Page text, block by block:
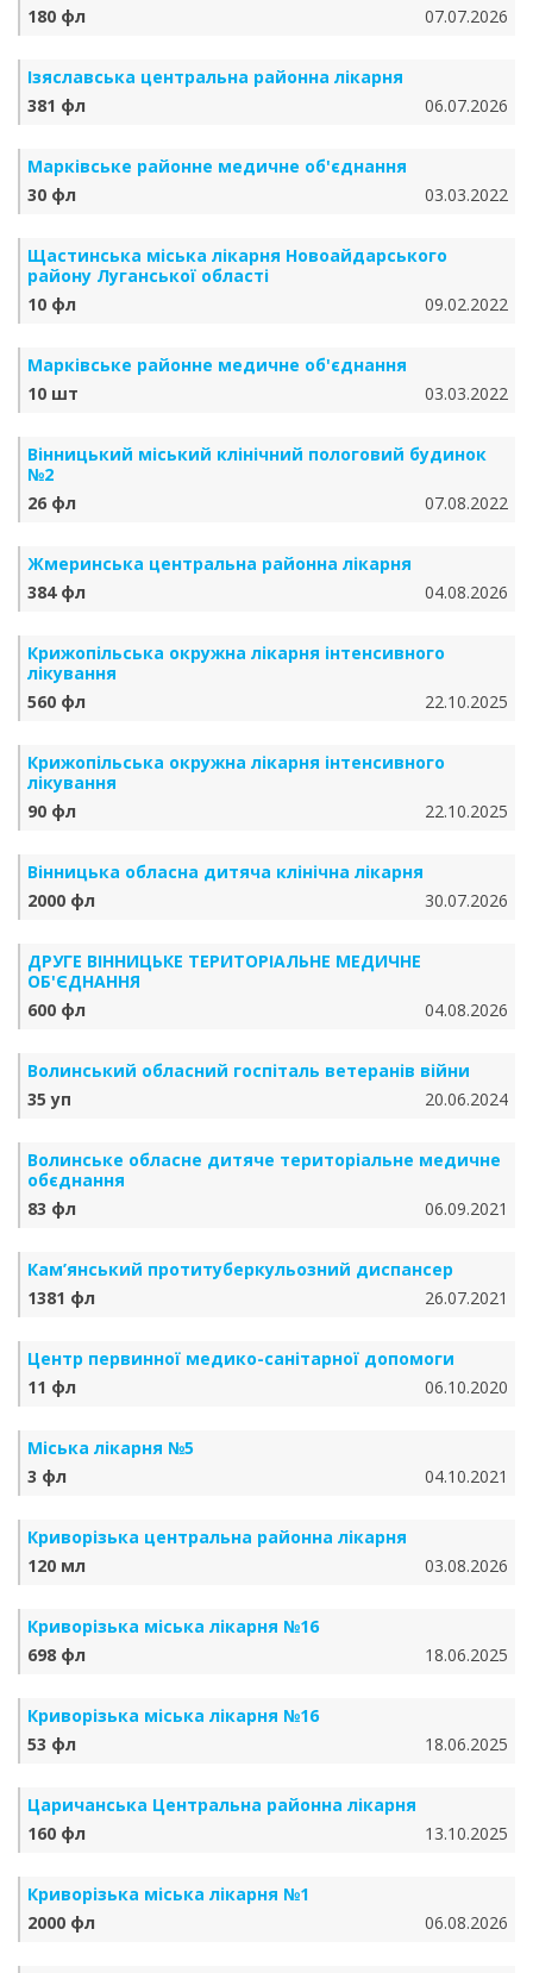
180 фл
07.07.2026
Ізяславська центральна районна лікарня
381 фл
06.07.2026
Марківське районне медичне об'єднання
30 фл
03.03.2022
Щастинська міська лікарня Новоайдарського
району Луганської області
10 фл
09.02.2022
Марківське районне медичне об'єднання
10 шт
03.03.2022
Вінницький міський клінічний пологовий будинок
№2
26 фл
07.08.2022
Жмеринська центральна районна лікарня
384 фл
04.08.2026
Крижопільська окружна лікарня інтенсивного
лікування
560 фл
22.10.2025
Крижопільська окружна лікарня інтенсивного
лікування
90 фл
22.10.2025
Вінницька обласна дитяча клінічна лікарня
2000 фл
30.07.2026
ДРУГЕ ВІННИЦЬКЕ ТЕРИТОРІАЛЬНЕ МЕДИЧНЕ
ОБ'ЄДНАННЯ
600 фл
04.08.2026
Волинський обласний госпіталь ветеранів війни
35 уп
20.06.2024
Волинське обласне дитяче територіальне медичне
обєднання
83 фл
06.09.2021
Кам’янський протитуберкульозний диспансер
1381 фл
26.07.2021
Центр первинної медико-санітарної допомоги
11 фл
06.10.2020
Міська лікарня №5
3 фл
04.10.2021
Криворізька центральна районна лікарня
120 мл
03.08.2026
Криворізька міська лікарня №16
698 фл
18.06.2025
Криворізька міська лікарня №16
53 фл
18.06.2025
Царичанська Центральна районна лікарня
160 фл
13.10.2025
Криворізька міська лікарня №1
2000 фл
06.08.2026